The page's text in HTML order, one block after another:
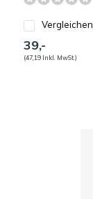
Vergleichen
39,-
(47,19 Inkl. MwSt.)